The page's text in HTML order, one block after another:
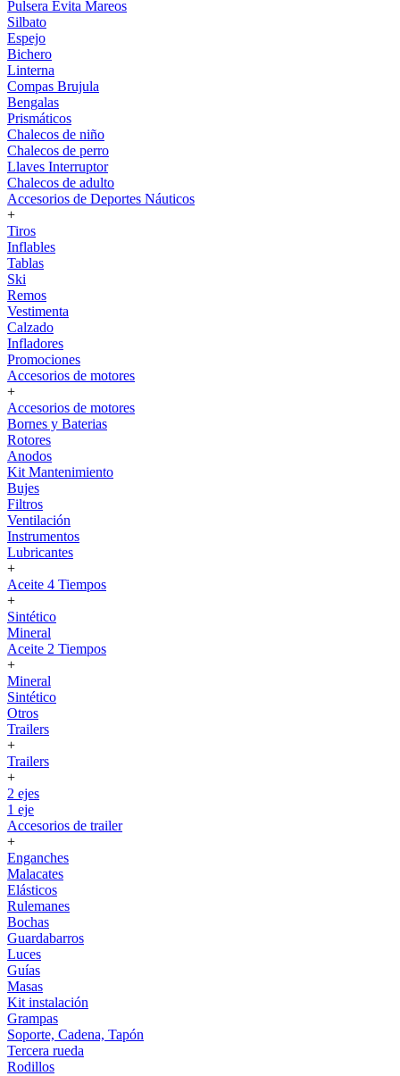
Pulsera Evita Mareos
Silbato
Espejo
Bichero
Linterna
Compas Brujula
Bengalas
Prismáticos
Chalecos de niño
Chalecos de perro
Llaves Interruptor
Chalecos de adulto
Accesorios de Deportes Náuticos
+
Tiros
Inflables
Tablas
Ski
Remos
Vestimenta
Calzado
Infladores
Promociones
Accesorios de motores
+
Accesorios de motores
Bornes y Baterias
Rotores
Anodos
Kit Mantenimiento
Bujes
Filtros
Ventilación
Instrumentos
Lubricantes
+
Aceite 4 Tiempos
+
Sintético
Mineral
Aceite 2 Tiempos
+
Mineral
Sintético
Otros
Trailers
+
Trailers
+
2 ejes
1 eje
Accesorios de trailer
+
Enganches
Malacates
Elásticos
Rulemanes
Bochas
Guardabarros
Luces
Guías
Masas
Kit instalación
Grampas
Soporte, Cadena, Tapón
Tercera rueda
Rodillos